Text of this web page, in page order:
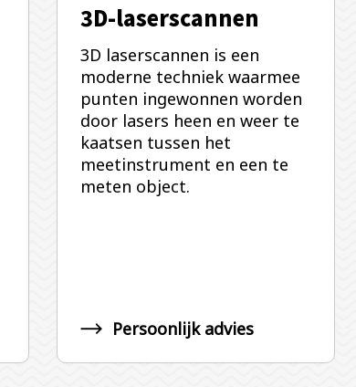
3D-laserscannen
3D laserscannen is een
moderne techniek waarmee
punten ingewonnen worden
door lasers heen en weer te
kaatsen tussen het
meetinstrument en een te
meten object.
Persoonlijk advies